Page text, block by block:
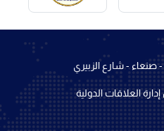
- صنعاء - شارع الزبيري
العلاقات الدولية